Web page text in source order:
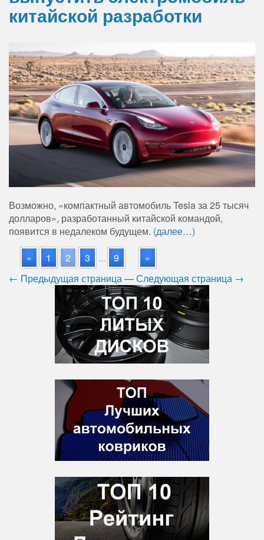
китайской разработки
Возможно, «компактный автомобиль Tesla за 25 тысяч
долларов», разработанный китайской командой,
появится в недалеком будущем. (далее…)
«
1 2 3 ... 9
»
← Предыдущая страница—Следующая страница →